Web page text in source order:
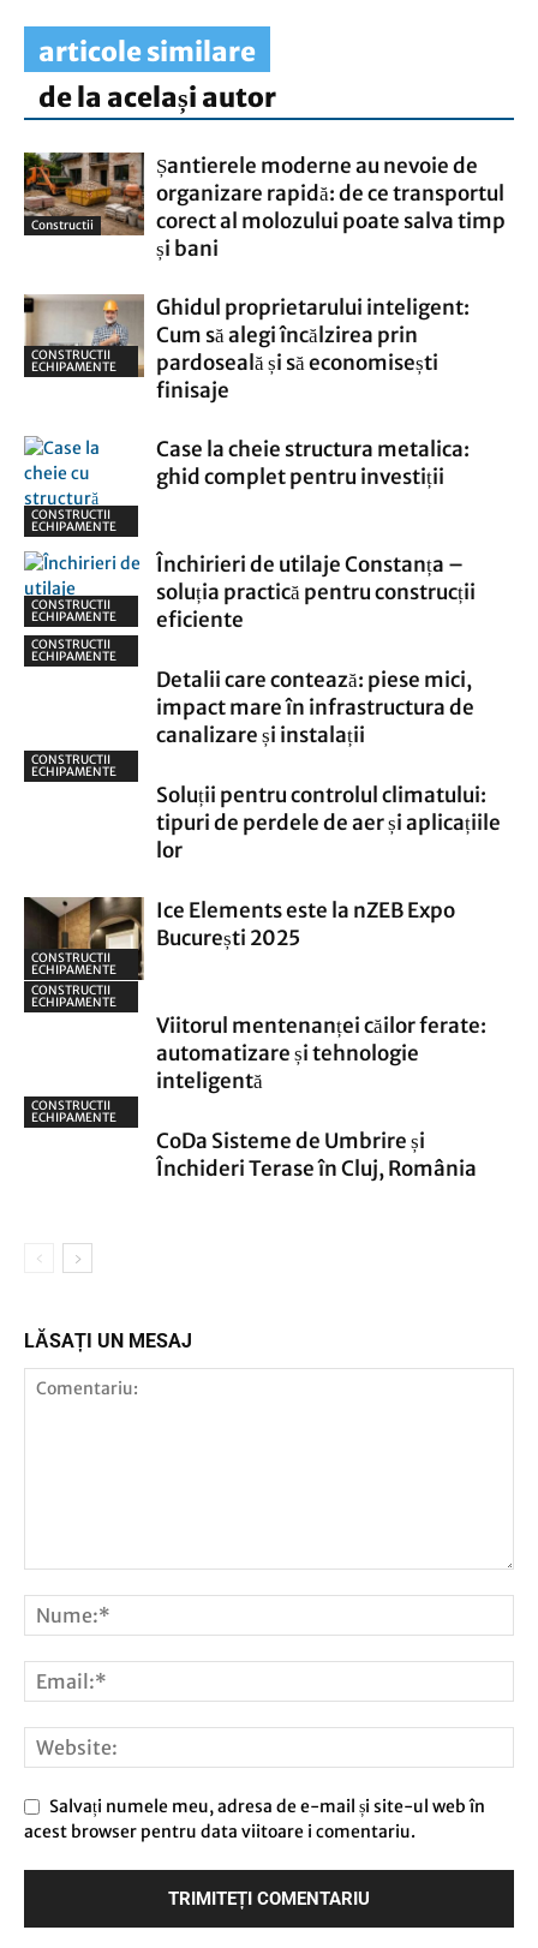
articole similare
de la același autor
Constructii
Șantierele moderne au nevoie de
organizare rapidă: de ce transportul
corect al molozului poate salva timp
și bani
CONSTRUCTII
ECHIPAMENTE
Ghidul proprietarului inteligent:
Cum să alegi încălzirea prin
pardoseală și să economisești
finisaje
CONSTRUCTII
ECHIPAMENTE
Case la cheie structura metalica:
ghid complet pentru investiții
CONSTRUCTII
ECHIPAMENTE
Închirieri de utilaje Constanța –
soluția practică pentru construcții
eficiente
CONSTRUCTII
ECHIPAMENTE
Detalii care contează: piese mici,
impact mare în infrastructura de
canalizare și instalații
CONSTRUCTII
ECHIPAMENTE
Soluții pentru controlul climatului:
tipuri de perdele de aer și aplicațiile
lor
CONSTRUCTII
ECHIPAMENTE
Ice Elements este la nZEB Expo
București 2025
CONSTRUCTII
ECHIPAMENTE
Viitorul mentenanței căilor ferate:
automatizare și tehnologie
inteligentă
CONSTRUCTII
ECHIPAMENTE
CoDa Sisteme de Umbrire și
Închideri Terase în Cluj, România
LĂSAȚI UN MESAJ
Salvați numele meu, adresa de e-mail și site-ul web în
acest browser pentru data viitoare i comentariu.